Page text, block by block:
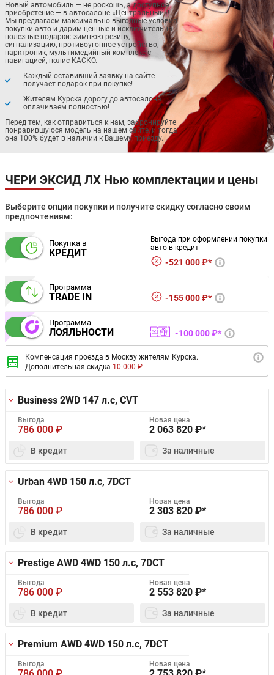
Новый автомобиль — не роскошь, а доступное
приобретение — в автосалоне «Центральный»!
Мы предлагаем максимально выгодные условия
покупки авто и дарим ценные и исключительно
полезные подарки: зимнюю резину,
сигнализацию, противоугонное устройство,
парктроник, мультимедийный комплекс с
навигацией, полис КАСКО.
Каждый оставивший заявку на сайте
получает подарок при покупке!
Жителям Курска дорогу до автосалона
оплачиваем полностью!
Перед тем, как отправиться к нам, забронируйте
понравившуюся модель на нашем сайте, и тогда
она 100% будет в наличии к Вашему приезду.
ЧЕРИ ЭКСИД ЛХ Нью комплектации и цены
Выберите опции покупки и получите скидку согласно своим
предпочтениям:
Покупка в
КРЕДИТ
Выгода при оформлении покупки
авто в кредит
521 000 ₽*
Программа
TRADE IN 155 000 ₽*
Программа
ЛОЯЛЬНОСТИ 100 000 ₽*
Компенсация проезда в Москву жителям Курска.
Дополнительная скидка 10 000 ₽
Business 2WD 147 л.с, CVT
Выгода
786 000 ₽
Новая цена
2 063 820 ₽*
В кредит За наличные
Urban 4WD 150 л.с, 7DCT
Выгода
786 000 ₽
Новая цена
2 303 820 ₽*
В кредит За наличные
Prestige AWD 4WD 150 л.с, 7DCT
Выгода
786 000 ₽
Новая цена
2 553 820 ₽*
В кредит За наличные
Premium AWD 4WD 150 л.с, 7DCT
Выгода Новая цена